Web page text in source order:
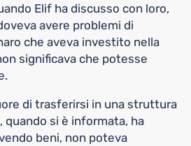
Elif ha discusso con loro,
avere problemi di
che aveva investito nella
significava che potesse
di trasferirsi in una struttura
quando si è informata, ha
beni, non poteva